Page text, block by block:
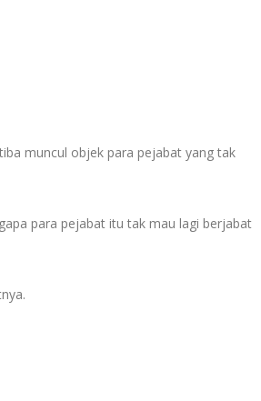
muncul objek para pejabat yang tak
para pejabat itu tak mau lagi berjabat